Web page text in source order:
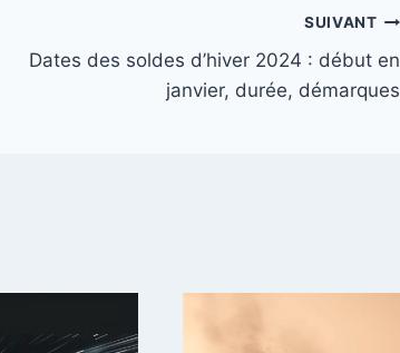
SUIVANT
Dates des soldes d’hiver 2024 : début en
janvier, durée, démarques